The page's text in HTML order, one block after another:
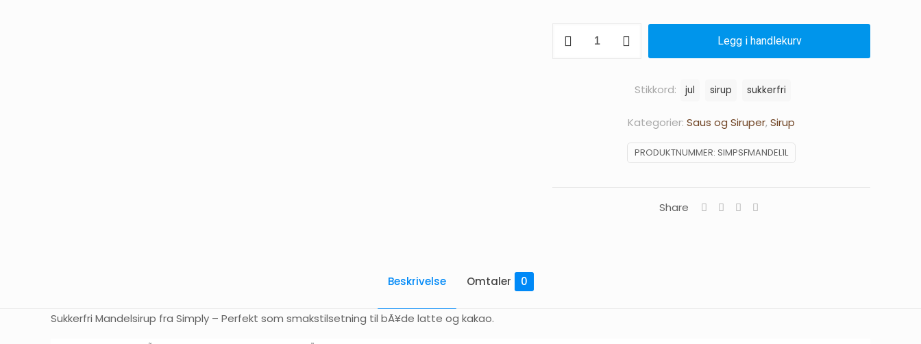
Sukkerfri
Legg i handlekurv
PRODUKTNUMMER: SIMPSFMANDEL1L
Kategorier: Saus og Siruper,Sirup
Stikkord: jul sirup sukkerfri
Share
Beskrivelse Omtaler 0
Sukkerfri Mandelsirup fra Simply – Perfekt som smakstilsetning til bÃ¥de latte og kakao.